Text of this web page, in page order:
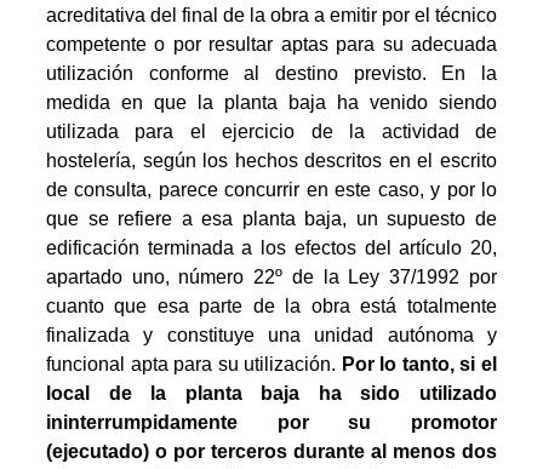
acreditativa del final de la obra a emitir por el técnico
competente o por resultar aptas para su adecuada
utilización conforme al destino previsto. En la
medida en que la planta baja ha venido siendo
utilizada para el ejercicio de la actividad de
hostelería, según los hechos descritos en el escrito
de consulta, parece concurrir en este caso, y por lo
que se refiere a esa planta baja, un supuesto de
edificación terminada a los efectos del artículo 20,
apartado uno, número 22º de la Ley 37/1992 por
cuanto que esa parte de la obra está totalmente
finalizada y constituye una unidad autónoma y
funcional apta para su utilización. Por lo tanto, si el
local de la planta baja ha sido utilizado
ininterrumpidamente por su promotor
(ejecutado) o por terceros durante al menos dos